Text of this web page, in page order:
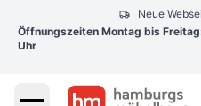
Neue
Öffnungszeiten Montag bis
Uhr